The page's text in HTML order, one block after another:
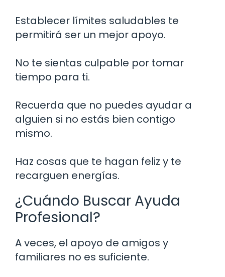
Establecer límites saludables te
permitirá ser un mejor apoyo.
No te sientas culpable por tomar
tiempo para ti.
Recuerda que no puedes ayudar a
alguien si no estás bien contigo
mismo.
Haz cosas que te hagan feliz y te
recarguen energías.
¿Cuándo Buscar Ayuda
Profesional?
A veces, el apoyo de amigos y
familiares no es suficiente.